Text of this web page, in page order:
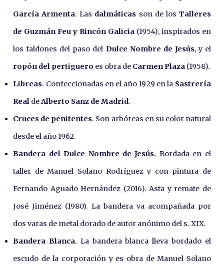
García Armenta. Las dalmáticas son de los Talleres
de Guzmán Feu y Rincón Galicia(1954), inspirados en
los faldones del paso del Dulce Nombre de Jesús, y el
ropón del pertiguero es obra de Carmen Plaza (1958).
Libreas. Confeccionadas en el año 1929 en la Sastrería
Real deAlberto Sanz de Madrid.
Cruces de penitentes. Son arbóreas en su color natural
desde el año 1962.
Bandera del Dulce Nombre de Jesús. Bordada en el
taller de Manuel Solano Rodríguez y con pintura de
Fernando Aguado Hernández (2016). Asta y remate de
José Jiménez (1980). La bandera va acompañada por
dos varas de metal dorado de autor anónimo del s. XIX.
Bandera Blanca. La bandera blanca lleva bordado el
escudo de la corporación y es obra de Manuel Solano